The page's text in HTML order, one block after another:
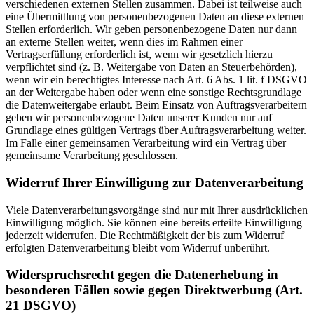
verschiedenen externen Stellen zusammen. Dabei ist teilweise auch
eine Übermittlung von personenbezogenen Daten an diese externen
Stellen erforderlich. Wir geben personenbezogene Daten nur dann
an externe Stellen weiter, wenn dies im Rahmen einer
Vertragserfüllung erforderlich ist, wenn wir gesetzlich hierzu
verpflichtet sind (z. B. Weitergabe von Daten an Steuerbehörden),
wenn wir ein berechtigtes Interesse nach Art. 6 Abs. 1 lit. f DSGVO
an der Weitergabe haben oder wenn eine sonstige Rechtsgrundlage
die Datenweitergabe erlaubt. Beim Einsatz von Auftragsverarbeitern
geben wir personenbezogene Daten unserer Kunden nur auf
Grundlage eines gültigen Vertrags über Auftragsverarbeitung weiter.
Im Falle einer gemeinsamen Verarbeitung wird ein Vertrag über
gemeinsame Verarbeitung geschlossen.
Widerruf Ihrer Einwilligung zur Datenverarbeitung
Viele Datenverarbeitungsvorgänge sind nur mit Ihrer ausdrücklichen
Einwilligung möglich. Sie können eine bereits erteilte Einwilligung
jederzeit widerrufen. Die Rechtmäßigkeit der bis zum Widerruf
erfolgten Datenverarbeitung bleibt vom Widerruf unberührt.
Widerspruchsrecht gegen die Datenerhebung in
besonderen Fällen sowie gegen Direktwerbung (Art.
21 DSGVO)